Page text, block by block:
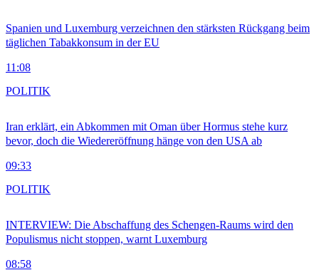
Spanien und Luxemburg verzeichnen den stärksten Rückgang beim
täglichen Tabakkonsum in der EU
11:08
Iran erklärt, ein Abkommen mit Oman über Hormus stehe kurz
bevor, doch die Wiedereröffnung hänge von den USA ab
09:33
POLITIK
INTERVIEW: Die Abschaffung des Schengen-Raums wird den
Populismus nicht stoppen, warnt Luxemburg
08:58
POLITIK